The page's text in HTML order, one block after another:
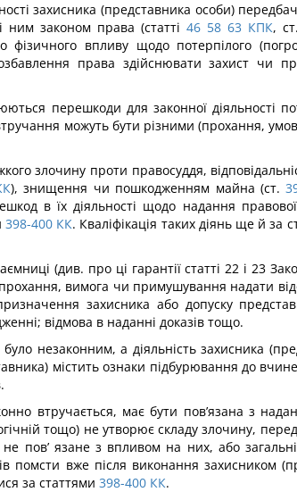
захисника (представника особи)
ним законом права (статті 46 58 63 КПК,
впливу щодо потерпілого
права здійснювати захист чи
перешкоди для законної діяльності
можуть бути різними (прохання,
злочину проти правосуддя,
), знищення чи пошкодженням майна (ст.
в їх діяльності щодо надання
398-400 КК. Кваліфікація таких діянь ще й за
(див. про ці гарантії статті 22 і 23
ви­мога чи примушування надати
захисника або допуску
відмова в наданні доказів тощо.
незаконним, а діяльність захисника
містить ознаки підбурювання до
втручається, має бути пов’язана з
тощо) не утворює складу злочину,
пов’ язане з впли­вом на них, або
помсти вже після вико­нання захисником
за статтями 398-400 КК.